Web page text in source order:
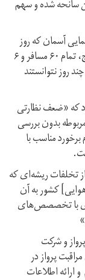
سانحه شده و سهم
۷۲ شرکت هواپیمایی آسمان که روز
۲۹ بهمن سال ۹۶ سقوط آن در پرواز تهران به یاسوج، تمام ۶۰ مسافر و ۶
روز نتوانستند
کرد که «ضعف نظارتی
بدون بررسی
مناسب با
تخلفات ریشه‌ای که
کشور به آن
با تخصصص‌های
و شرکت
پرواز در
ارائه اطلاعات